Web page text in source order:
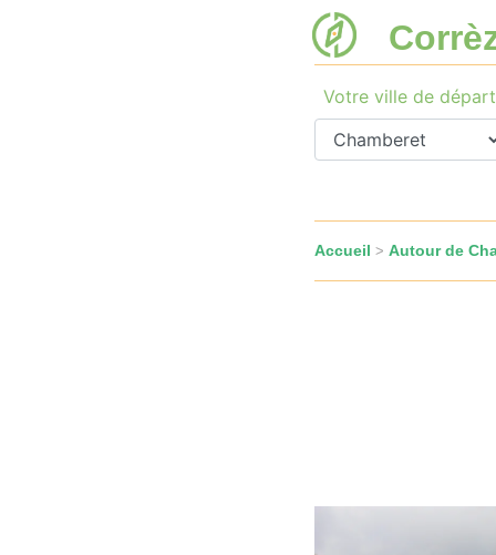
Votre ville de départ
Accueil > Autour de